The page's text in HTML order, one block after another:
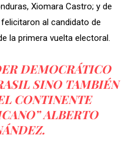
Xiomara Castro; y de
al candidato de
la primera vuelta electoral.
DEMOCRÁTICO
SINO TAMBIÉN
CONTINENTE
ALBERTO